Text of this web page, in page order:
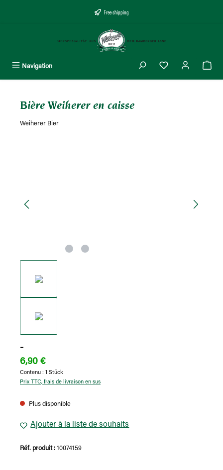
Free shipping
Navigation
Bière Weiherer en caisse
Weiherer Bier
-
6,90 €
Contenu : 1 Stück
Prix TTC, frais de livraison en sus
Plus disponible
Ajouter à la liste de souhaits
Réf. produit : 10074159